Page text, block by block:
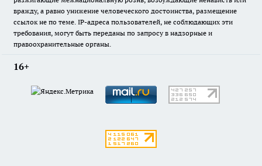
вражду, а равно унижение человеческого достоинства, размещение
ссылок не по теме. IP-адреса пользователей, не соблюдающих эти
требования, могут быть переданы по запросу в надзорные и
правоохранительные органы.
16+